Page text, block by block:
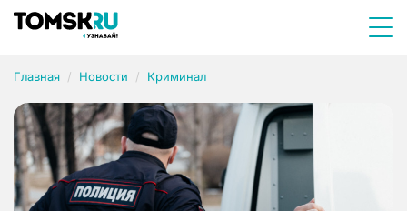
Главная Новости Криминал